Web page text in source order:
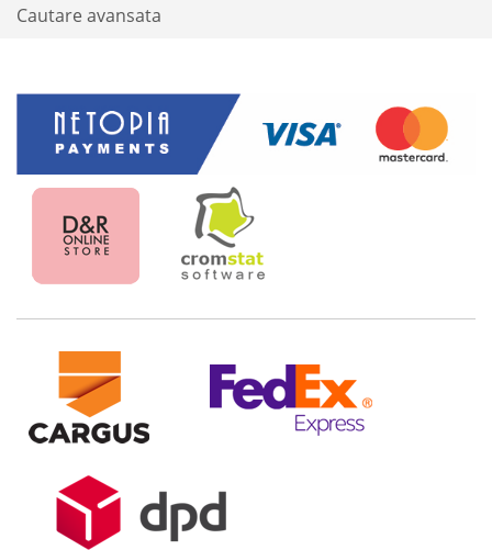
Cautare avansata